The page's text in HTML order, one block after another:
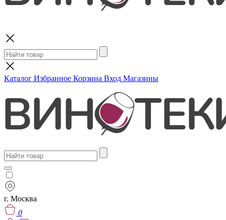
Каталог Избранное Корзина Вход Магазины
г. Москва
0